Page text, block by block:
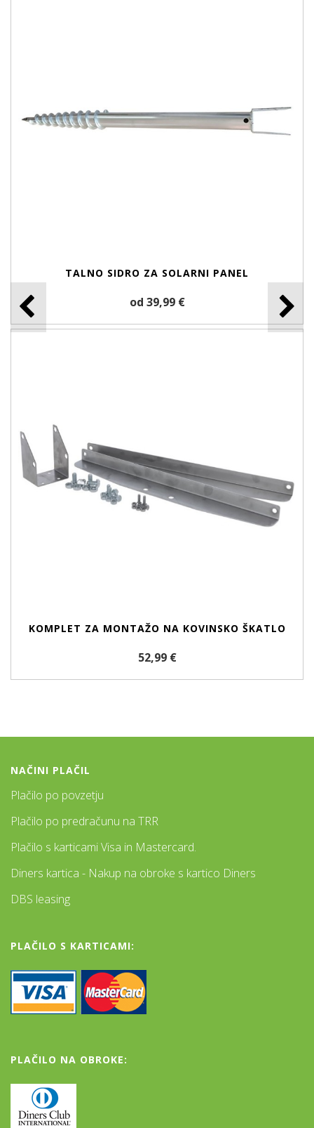
TALNO SIDRO ZA SOLARNI PANEL
od 39,99 €
KOMPLET ZA MONTAŽO NA KOVINSKO ŠKATLO
52,99 €
NAČINI PLAČIL
Plačilo po povzetju
Plačilo po predračunu na TRR
Plačilo s karticami Visa in Mastercard.
Diners kartica - Nakup na obroke s kartico Diners
DBS leasing
PLAČILO S KARTICAMI:
PLAČILO NA OBROKE: